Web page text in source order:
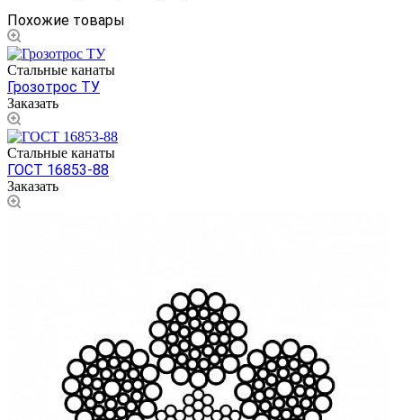
Похожие товары
Стальные канаты
Грозотрос ТУ
Заказать
Стальные канаты
ГОСТ 16853-88
Заказать